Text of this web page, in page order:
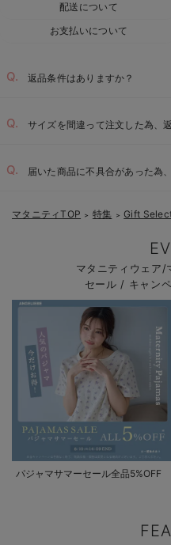
配送について
お支払いについて
返品条件はありますか？
サイズを間違って注文した為、
届いた商品に不具合があった為
マタニティTOP ＞ 特集 ＞ Gift
マタニティウェア/
セール / キャン
パジャマサマーセール全品5%OFF